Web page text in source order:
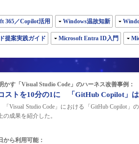
365／Copilot活用 Windows温故知新
提案実践ガイド Microsoft Entra ID入門
かす「Visual Studio Code」のハーネス改善事例：
ストを10分の1に 「GitHub Copilot」
「Visual Studio Code」における「GitHub Copilot」
の成果を紹介した。
から利用可能：